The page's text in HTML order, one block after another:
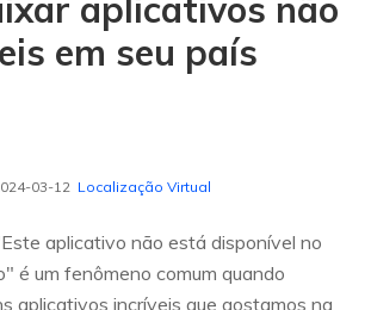
aplicativos não
em seu país
03-12 Localização Virtual
aplicativo não está disponível no
é um fenômeno comum quando
aplicativos incríveis que gostamos na